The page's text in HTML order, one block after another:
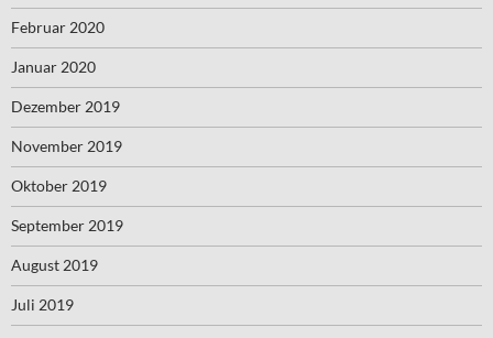
Februar 2020
Januar 2020
Dezember 2019
November 2019
Oktober 2019
September 2019
August 2019
Juli 2019